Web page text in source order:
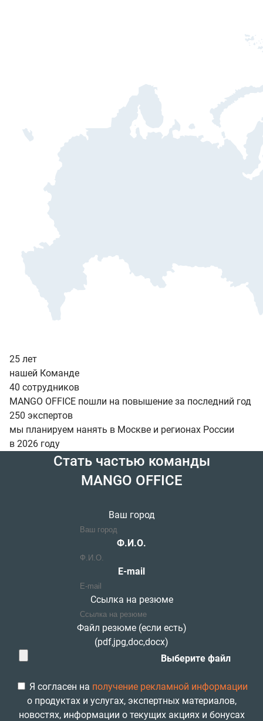
25 лет
нашей Команде
40 сотрудников
MANGO OFFICE пошли на повышение за последний год
250 экспертов
мы планируем нанять в Москве и регионах России
в 2026 году
Стать частью команды
MANGO OFFICE
Ваш город
Ф.И.О.
E-mail
Ссылка на резюме
Файл резюме (если есть)
(pdf,jpg,doc,docx)
Выберите файл
Я согласен на получение рекламной информации
о продуктах и услугах, экспертных материалов,
новостях, информации о текущих акциях и бонусах